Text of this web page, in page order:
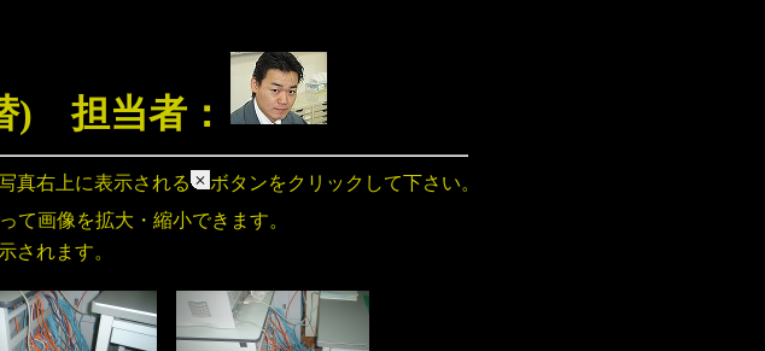
) 担当者：
真右上に表示される
ボタンをクリックして下さい。
て画像を拡大・縮小できます。
されます。